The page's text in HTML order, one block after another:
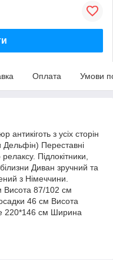
Оплата Умови
з усіх сторін
Дельфін) Переставні
Підлокітники,
Диван зручний та
з Німеччини.
Висота 87/102 см
46 см Висота
220*146 см Ширина